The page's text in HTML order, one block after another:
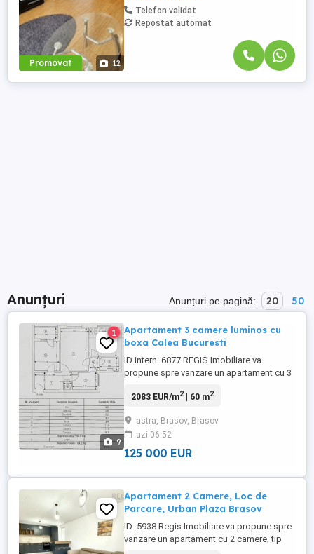
Promovat 12
Telefon validat
Repostat automat
Anunțuri Anunțuri pe pagină: 20 50
9
1
Apartament 3 camere luminos cu
boxa Calea Bucuresti
ID intern: 6877 REGIS Imobiliare va
propune spre vanzare un apartament cu 3
potential excelent! Descopera un
Bucuresti, la etajul 7 din 8, intr-un imobil
linistit si bine pozitionat. Proprietatea se
evidentiaza prin luminozitatea ...
2083 EUR/m2| 60 m2
astra, Brasov, Brasov
azi 06:52
125 000 EUR
Apartament 2 Camere, Loc de
Parcare, Urban Plaza Brasov
ID: 5938 Regis Imobiliare va propune spre
vanzare un apartament cu 2 camere, tip